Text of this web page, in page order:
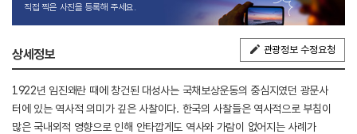
직접 찍은 사진을 등록해 주세요.
상세정보 관광정보 수정요청
1922년 임진왜란 때에 창건된 대성사는 국채보상운동의 중심지였던 광문사
터에 있는 역사적 의미가 깊은 사찰이다. 한국의 사찰들은 역사적으로 부침이
많은 국내외적 영향으로 인해 안타깝게도 역사와 가람이 없어지는 사례가